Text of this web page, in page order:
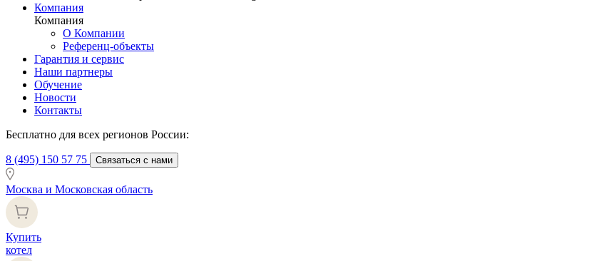
Компания
Компания
О Компании
Референц-объекты
Гарантия и сервис
Наши партнеры
Обучение
Новости
Контакты
Бесплатно для всех регионов России:
8 (495) 150 57 75 Связаться с нами
Москва и Московская область
Купить
котел